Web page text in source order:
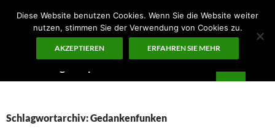
Inhalt
Schlagwortarchiv: Gedankenfunken
Diese Website benutzen Cookies. Wenn Sie die Website weiter
nutzen, stimmen Sie der Verwendung von Cookies zu.
AKZEPTIEREN ERFAHREN SIE MEHR